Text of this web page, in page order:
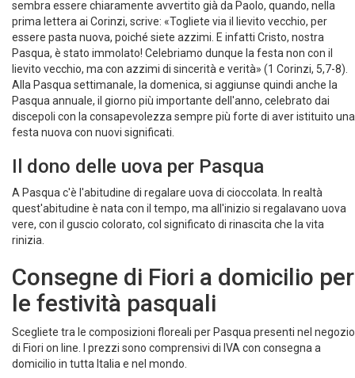
di Cristo ed il ricordo della Passione e risurrezione. Il passaggio
sembra essere chiaramente avvertito già da Paolo, quando, nella
prima lettera ai Corinzi, scrive: «Togliete via il lievito vecchio, per
essere pasta nuova, poiché siete azzimi. E infatti Cristo, nostra
Pasqua, è stato immolato! Celebriamo dunque la festa non con il
lievito vecchio, ma con azzimi di sincerità e verità» (1 Corinzi, 5,7-8).
Alla Pasqua settimanale, la domenica, si aggiunse quindi anche la
Pasqua annuale, il giorno più importante dell'anno, celebrato dai
discepoli con la consapevolezza sempre più forte di aver istituito una
Il dono delle uova per Pasqua
A Pasqua c'è l'abitudine di regalare uova di cioccolata. In realtà
quest'abitudine è nata con il tempo, ma all'inizio si regalavano uova
vere, con il guscio colorato, col significato di rinascita che la vita
Consegne di Fiori a domicilio per
le festività pasquali
Scegliete tra le composizioni floreali per Pasqua presenti nel negozio
di Fiori on line. I prezzi sono comprensivi di IVA con consegna a